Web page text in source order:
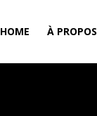
HOME À PROPOS